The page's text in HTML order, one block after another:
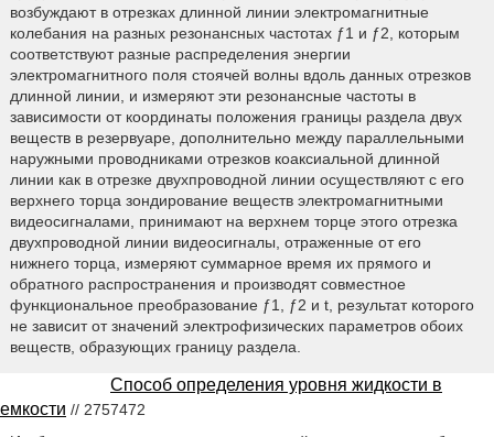
возбуждают в отрезках длинной линии электромагнитные
колебания на разных резонансных частотах ƒ1 и ƒ2, которым
соответствуют разные распределения энергии
электромагнитного поля стоячей волны вдоль данных отрезков
длинной линии, и измеряют эти резонансные частоты в
зависимости от координаты положения границы раздела двух
веществ в резервуаре, дополнительно между параллельными
наружными проводниками отрезков коаксиальной длинной
линии как в отрезке двухпроводной линии осуществляют с его
верхнего торца зондирование веществ электромагнитными
видеосигналами, принимают на верхнем торце этого отрезка
двухпроводной линии видеосигналы, отраженные от его
нижнего торца, измеряют суммарное время их прямого и
обратного распространения и производят совместное
функциональное преобразование ƒ1, ƒ2 и t, результат которого
не зависит от значений электрофизических параметров обоих
веществ, образующих границу раздела.
Способ определения уровня жидкости в
емкости // 2757472